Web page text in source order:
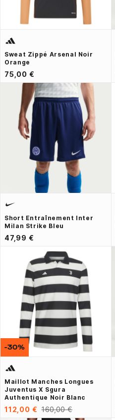
Sweat Zippé Arsenal Noir
Orange
75,00 €
Short Entraînement Inter
Milan Strike Bleu
47,99 €
Maillot Manches Longues
Juventus X Sgura
Authentique Noir Blanc
112,00 € 160,00 €
-30%